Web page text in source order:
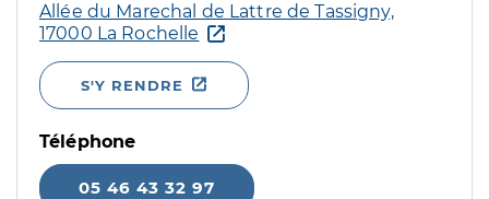
Allée du Marechal de Lattre de Tassigny,
17000 La Rochelle
S'Y RENDRE
Téléphone
05 46 43 32 97